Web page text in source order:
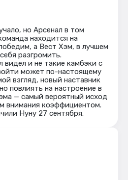
но Арсенал в том
находится на
а Вест Хэм, в лучшем
разгромить.
видел и не такие камбэки с
может по-настоящему
взгляд, новый наставник
повлиять на настроение в
— самый вероятный исход
внимания коэффициентом.
Нуну 27 сентября.